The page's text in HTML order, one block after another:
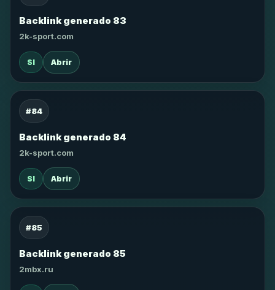
Backlink generado 83
2k-sport.com
SI Abrir
#84
Backlink generado 84
2k-sport.com
SI Abrir
#85
Backlink generado 85
2mbx.ru